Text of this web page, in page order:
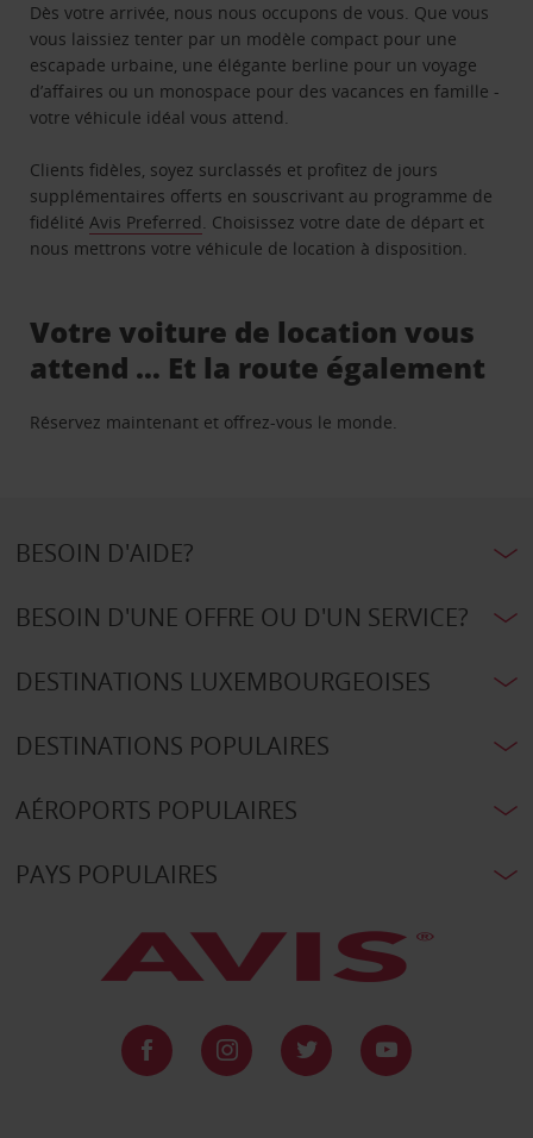
Dès votre arrivée, nous nous occupons de vous. Que vous
vous laissiez tenter par un modèle compact pour une
escapade urbaine, une élégante berline pour un voyage
d’affaires ou un monospace pour des vacances en famille -
votre véhicule idéal vous attend.
Clients fidèles, soyez surclassés et profitez de jours
supplémentaires offerts en souscrivant au programme de
fidélitéAvis Preferred. Choisissez votre date de départ et
nous mettrons votre véhicule de location à disposition.
Votre voiture de location vous
attend … Et la route également
Réservez maintenant et offrez-vous le monde.
BESOIN D'AIDE?
BESOIN D'UNE OFFRE OU D'UN SERVICE?
DESTINATIONS LUXEMBOURGEOISES
DESTINATIONS POPULAIRES
AÉROPORTS POPULAIRES
PAYS POPULAIRES